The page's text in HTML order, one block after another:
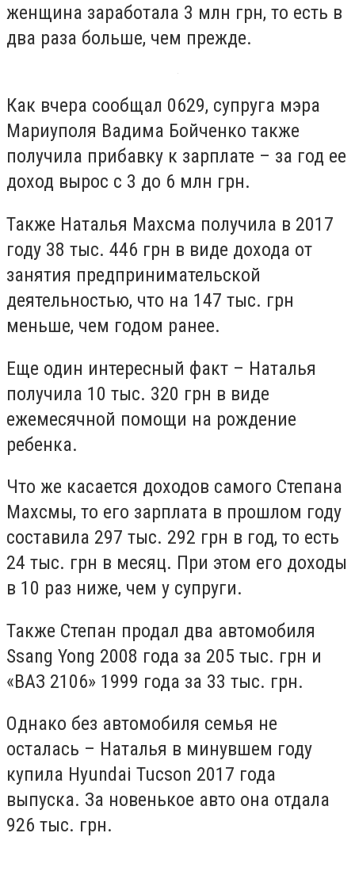
женщина заработала 3 млн грн, то есть в
два раза больше, чем прежде.
Как вчера сообщал 0629, супруга мэра
Мариуполя Вадима Бойченко также
получила прибавку к зарплате – за год ее
доход вырос с 3 до 6 млн грн.
Также Наталья Махсма получила в 2017
году 38 тыс. 446 грн в виде дохода от
занятия предпринимательской
деятельностью, что на 147 тыс. грн
меньше, чем годом ранее.
Еще один интересный факт – Наталья
получила 10 тыс. 320 грн в виде
ежемесячной помощи на рождение
ребенка.
Что же касается доходов самого Степана
Махсмы, то его зарплата в прошлом году
составила 297 тыс. 292 грн в год, то есть
24 тыс. грн в месяц. При этом его доходы
в 10 раз ниже, чем у супруги.
Также Степан продал два автомобиля
Ssang Yong 2008 года за 205 тыс. грн и
«ВАЗ 2106» 1999 года за 33 тыс. грн.
Однако без автомобиля семья не
осталась – Наталья в минувшем году
купила Hyundai Tucson 2017 года
выпуска. За новенькое авто она отдала
926 тыс. грн.